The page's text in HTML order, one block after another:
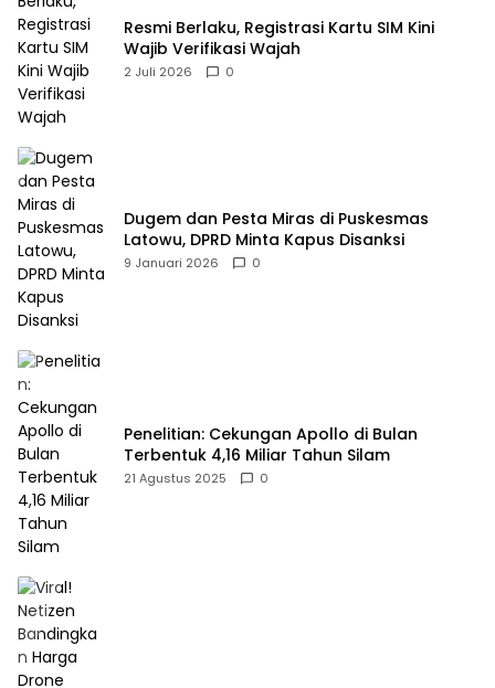
Resmi Berlaku, Registrasi Kartu SIM Kini
Wajib Verifikasi Wajah
2 Juli 2026 0
Dugem dan Pesta Miras di Puskesmas
Latowu, DPRD Minta Kapus Disanksi
9 Januari 2026 0
Penelitian: Cekungan Apollo di Bulan
Terbentuk 4,16 Miliar Tahun Silam
21 Agustus 2025 0